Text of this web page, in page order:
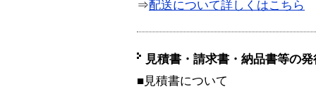
⇒配送について詳しくはこちら
見積書・請求書・納品書等の
■見積書について